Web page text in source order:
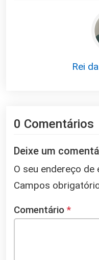
Rei
0 Comentários
Deixe um
O seu endereço de
Campos
Comentário *